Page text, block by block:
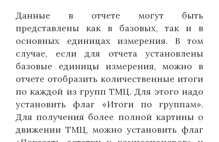
Данные в отчете могут быть
представлены как в базовых, так и в
основных единицах измерения. В том
случае, если для отчета установлены
базовые единицы измерения, можно в
отчете отобразить количественные итоги
по каждой из групп ТМЦ. Для этого надо
установить флаг «Итоги по группам».
Для получения более полной картины о
движении ТМЦ, можно установить флаг